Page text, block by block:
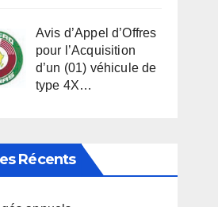
Avis d’Appel d’Offres
pour l’Acquisition
d’un (01) véhicule de
type 4X…
Récents